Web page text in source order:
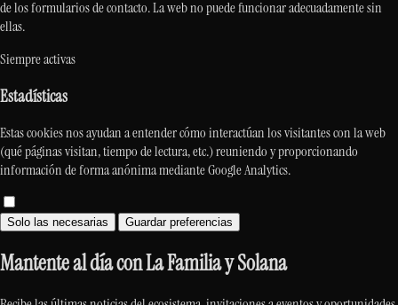
de los formularios de contacto. La web no puede funcionar adecuadamente sin
ellas.
Siempre activas
Estadísticas
Estas cookies nos ayudan a entender cómo interactúan los visitantes con la web
(qué páginas visitan, tiempo de lectura, etc.) reuniendo y proporcionando
información de forma anónima mediante Google Analytics.
Solo las necesarias Guardar preferencias
Mantente al día con La Familia y Solana